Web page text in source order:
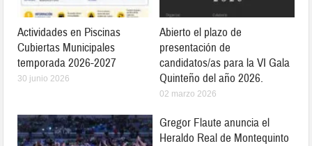
Actividades en Piscinas
Cubiertas Municipales
temporada 2026-2027
30 junio 2026
Abierto el plazo de
presentación de
candidatos/as para la VI Gala
Quinteño del año 2026.
02 marzo 2026
Gregor Flaute anuncia el
Heraldo Real de Montequinto